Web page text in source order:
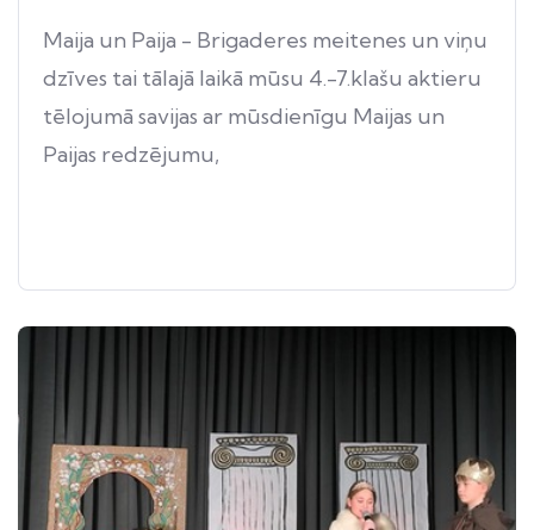
Maija un Paija - Brigaderes meitenes un viņu
dzīves tai tālajā laikā mūsu 4.-7.klašu aktieru
tēlojumā savijas ar mūsdienīgu Maijas un
Paijas redzējumu,